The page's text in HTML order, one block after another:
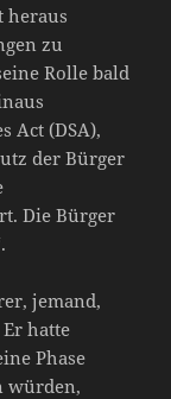
heraus
zu
Rolle bald
Act (DSA),
der Bürger
Die Bürger
jemand,
hatte
Phase
würden,